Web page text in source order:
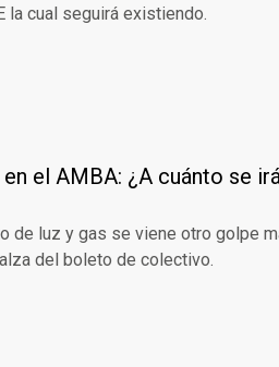
la cual seguirá existiendo.
el AMBA: ¿A cuánto se
de luz y gas se viene otro golpe
del boleto de colectivo.